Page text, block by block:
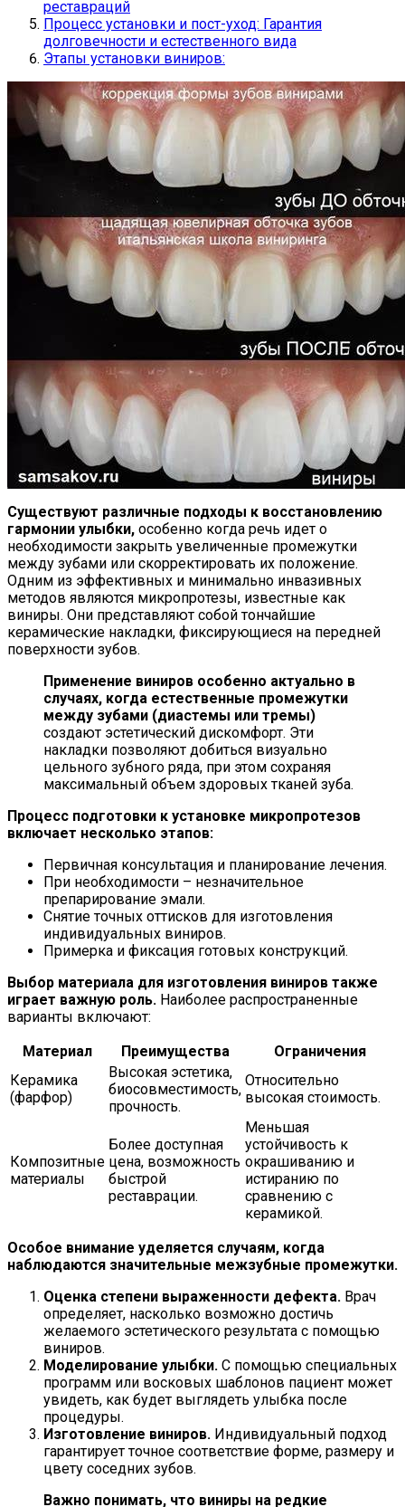
реставраций
Процесс установки и пост-уход: Гарантия
долговечности и естественного вида
Этапы установки виниров:
Существуют различные подходы к восстановлению
гармонии улыбки, особенно когда речь идет о
необходимости закрыть увеличенные промежутки
между зубами или скорректировать их положение.
Одним из эффективных и минимально инвазивных
методов являются микропротезы, известные как
виниры. Они представляют собой тончайшие
керамические накладки, фиксирующиеся на передней
поверхности зубов.
Применение виниров особенно актуально в
случаях, когда естественные промежутки
между зубами (диастемы или тремы)
создают эстетический дискомфорт. Эти
накладки позволяют добиться визуально
цельного зубного ряда, при этом сохраняя
максимальный объем здоровых тканей зуба.
Процесс подготовки к установке микропротезов
включает несколько этапов:
Первичная консультация и планирование лечения.
При необходимости – незначительное
препарирование эмали.
Снятие точных оттисков для изготовления
индивидуальных виниров.
Примерка и фиксация готовых конструкций.
Выбор материала для изготовления виниров также
играет важную роль. Наиболее распространенные
варианты включают:
Материал
Преимущества
Ограничения
Керамика
(фарфор)
Высокая эстетика,
биосовместимость,
прочность.
Относительно
высокая стоимость.
Композитные
материалы
Более доступная
цена, возможность
быстрой
реставрации.
Меньшая
устойчивость к
окрашиванию и
истиранию по
сравнению с
керамикой.
Особое внимание уделяется случаям, когда
наблюдаются значительные межзубные промежутки.
Оценка степени выраженности дефекта. Врач
определяет, насколько возможно достичь
желаемого эстетического результата с помощью
виниров.
Моделирование улыбки. С помощью специальных
программ или восковых шаблонов пациент может
увидеть, как будет выглядеть улыбка после
процедуры.
Изготовление виниров. Индивидуальный подход
гарантирует точное соответствие форме, размеру и
цвету соседних зубов.
Важно понимать, что виниры на редкие